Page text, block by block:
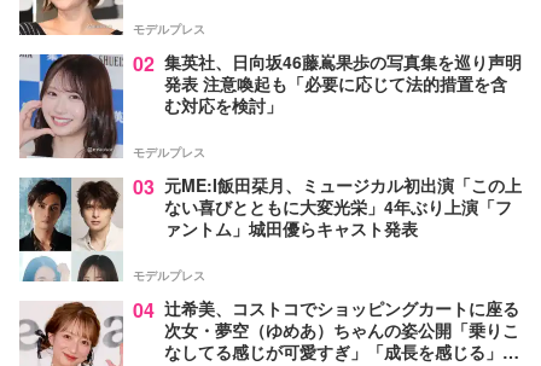
モデルプレス
02 集英社、日向坂46藤嶌果歩の写真集を巡り声明
発表 注意喚起も「必要に応じて法的措置を含
む対応を検討」
モデルプレス
03 元ME:I飯田栞月、ミュージカル初出演「この上
ない喜びとともに大変光栄」4年ぶり上演「フ
ァントム」城田優らキャスト発表
モデルプレス
04 辻希美、コストコでショッピングカートに座る
次女・夢空（ゆめあ）ちゃんの姿公開「乗りこ
なしてる感じが可愛すぎ」「成長を感じる」の